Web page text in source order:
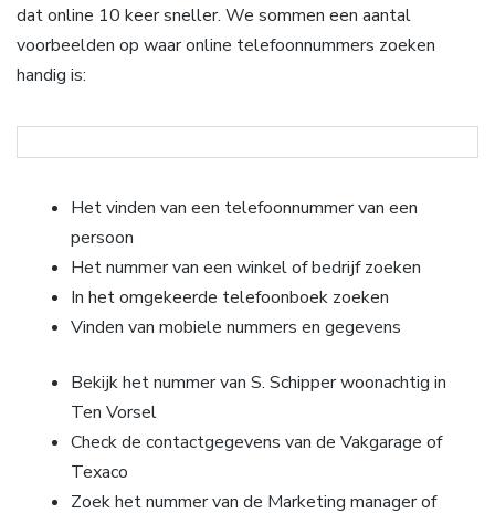
dat online 10 keer sneller. We sommen een aantal
voorbeelden op waar online telefoonnummers zoeken
handig is:
Het vinden van een telefoonnummer van een
persoon
Het nummer van een winkel of bedrijf zoeken
In het omgekeerde telefoonboek zoeken
Vinden van mobiele nummers en gegevens
Bekijk het nummer van S. Schipper woonachtig in
Ten Vorsel
Check de contactgegevens van de Vakgarage of
Texaco
Zoek het nummer van de Marketing manager of